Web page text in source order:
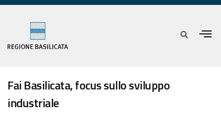
Fai Basilicata, focus sullo sviluppo
industriale